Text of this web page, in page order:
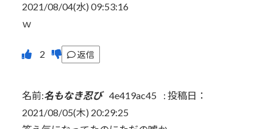
2021/08/04(水) 09:53:16
ｗ
返信
名前:名もなき忍び 4e419ac45 : 投稿日：
2021/08/05(木) 20:29:25